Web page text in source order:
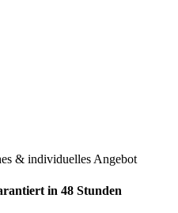
& individuelles Angebot
in 48 Stunden